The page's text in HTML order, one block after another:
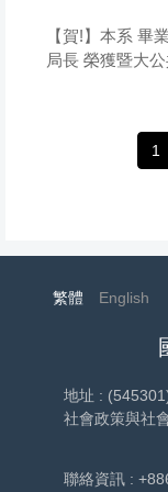
【賀!】本系 畢
局長 榮獲暨大
1
繁體 English
地址 :
社會政策與社
聯絡資訊 :